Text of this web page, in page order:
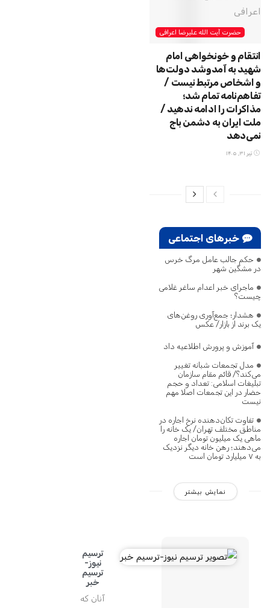
حضرت آیت الله علیرضا اعرافی
انتقام و خونخواهی امام
شهید به آمدوشد دولت‌ها
و اشخاص مرتبط نیست /
تفاهم‌نامه تمام شد؛
مذاکرات را ادامه ندهید /
ملت ایران به دشمن باج
نمی‌دهد
تیر ۳۱, ۱۴۰۵
خبرهای اجتماعی
حکم جالب عامل مرگ خرس
در مشگین‌ شهر
ماجرای خبر اعدام ساغر غلامی
چیست؟
هشدار؛ جمع‌آوری روغن‌های
یک برند از بازار/ عکس
آموزش و پرورش اطلاعیه داد
مدل تجمعات شبانه تغییر
می‌کند؟/ قائم مقام سازمان
تبلیغات اسلامی: تعداد و حجم
حضار در این تجمعات اصلا مهم
نیست
تفاوت تکان‌دهنده نرخ اجاره در
مناطق مختلف تهران/ یک خانه را
ماهی یک میلیون تومان اجاره
می‌دهند؛ رهن خانه دیگر نزدیک
به ۷ میلیارد تومان است
نمایش بیشتر
ترسیم
نیوز-
ترسیم
خبر
آنان که